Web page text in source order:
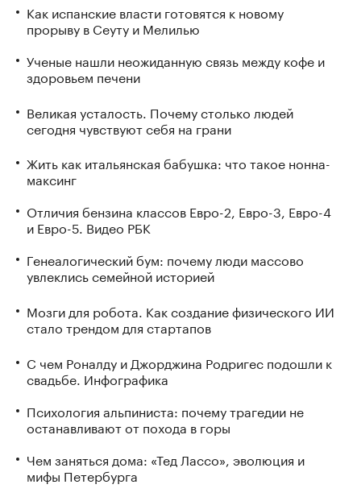
Как испанские власти готовятся к новому
прорыву в Сеуту и Мелилью
Ученые нашли неожиданную связь между кофе и
здоровьем печени
Великая усталость. Почему столько людей
сегодня чувствуют себя на грани
Жить как итальянская бабушка: что такое нонна-
максинг
Отличия бензина классов Евро-2, Евро-3, Евро-4
и Евро-5. Видео РБК
Генеалогический бум: почему люди массово
увлеклись семейной историей
Мозги для робота. Как создание физического ИИ
стало трендом для стартапов
С чем Роналду и Джорджина Родригес подошли к
свадьбе. Инфографика
Психология альпиниста: почему трагедии не
останавливают от похода в горы
Чем заняться дома: «Тед Лассо», эволюция и
мифы Петербурга